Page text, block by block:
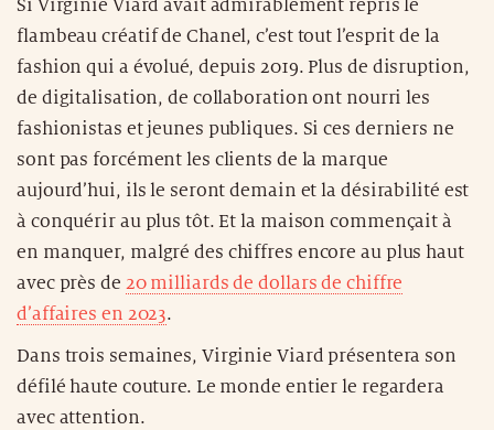
Si Virginie Viard avait admirablement repris le
flambeau créatif de Chanel, c’est tout l’esprit de la
fashion qui a évolué, depuis 2019. Plus de disruption,
de digitalisation, de collaboration ont nourri les
fashionistas et jeunes publiques. Si ces derniers ne
sont pas forcément les clients de la marque
aujourd’hui, ils le seront demain et la désirabilité est
à conquérir au plus tôt. Et la maison commençait à
en manquer, malgré des chiffres encore au plus haut
avec près de 20 milliards de dollars de chiffre
d’affaires en 2023.
Dans trois semaines, Virginie Viard présentera son
défilé haute couture. Le monde entier le regardera
avec attention.